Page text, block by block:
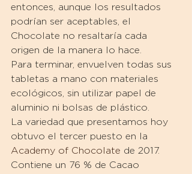
entonces, aunque los resultados
podrían ser aceptables, el
Chocolate no resaltaría cada
origen de la manera lo hace.
Para terminar, envuelven todas sus
tabletas a mano con materiales
ecológicos, sin utilizar papel de
aluminio ni bolsas de plástico.
La variedad que presentamos hoy
obtuvo el tercer puesto en la
Academy of Chocolate de 2017.
Contiene un 76 % de Cacao